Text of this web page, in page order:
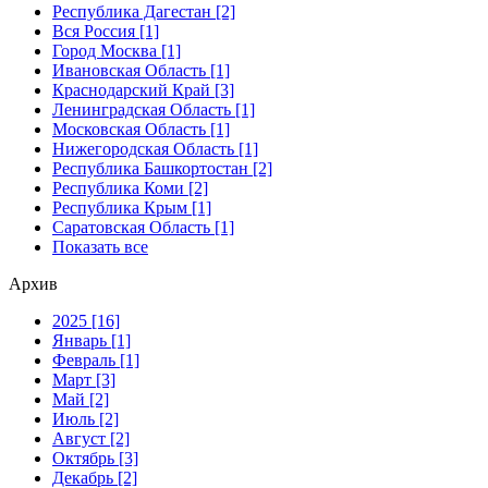
Республика Дагестан [2]
Вся Россия [1]
Город Москва [1]
Ивановская Область [1]
Краснодарский Край [3]
Ленинградская Область [1]
Московская Область [1]
Нижегородская Область [1]
Республика Башкортостан [2]
Республика Коми [2]
Республика Крым [1]
Саратовская Область [1]
Показать все
Архив
2025 [16]
Январь [1]
Февраль [1]
Март [3]
Май [2]
Июль [2]
Август [2]
Октябрь [3]
Декабрь [2]